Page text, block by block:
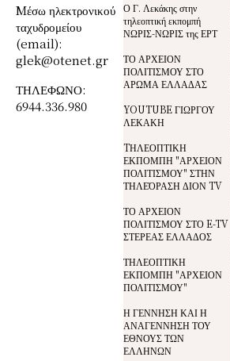
Mέσω ηλεκτρονικού
ταχυδρομείου
(email):
glek@otenet.gr
ΤΗΛΕΦΩΝΟ:
6944.336.980
Ο Γ. Λεκάκης στην
τηλεοπτική εκπομπή
ΝΩΡΙΣ-ΝΩΡΙΣ της ΕΡΤ
ΤΟ ΑΡΧΕΙΟΝ
ΠΟΛΙΤΙΣΜΟΥ ΣΤΟ
ΑΡΩΜΑ ΕΛΛΑΔΑΣ
YOUTUBE ΓΙΩΡΓΟΥ
ΛΕΚΑΚΗ
TΗΛΕΟΠΤΙΚΗ
ΕΚΠΟΜΠΗ "ΑΡΧΕΙΟΝ
ΠΟΛΙΤΙΣΜΟΥ" ΣΤΗΝ
ΤΗΛΕΌΡΑΣΗ ΔΙΟΝ TV
ΤΟ ΑΡΧΕΙΟΝ
ΠΟΛΙΤΙΣΜΟΥ ΣΤΟ E-TV
ΣΤΕΡΕΑΣ ΕΛΛΑΔΟΣ
ΤΗΛΕΟΠΤΙΚΗ
ΕΚΠΟΜΠΗ "ΑΡΧΕΙΟΝ
ΠΟΛΙΤΙΣΜΟΥ"
Η ΓΕΝΝΗΣΗ ΚΑΙ Η
ΑΝΑΓΕΝΝΗΣΗ ΤΟΥ
ΕΘΝΟΥΣ ΤΩΝ
ΕΛΛΗΝΩΝ